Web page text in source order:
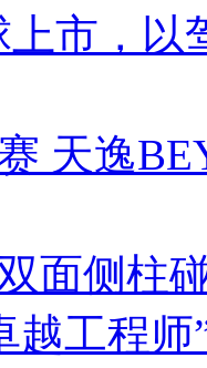
上市，以
天逸
面侧柱
越工程